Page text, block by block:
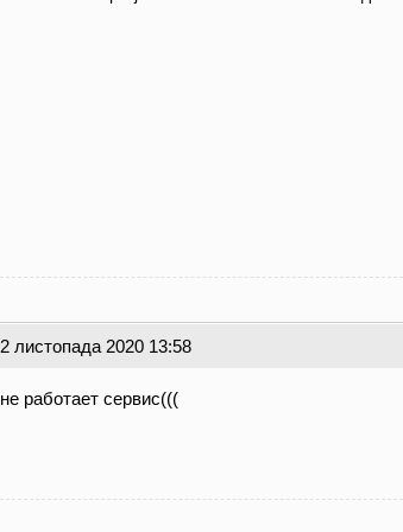
2 листопада 2020 13:58
не работает сервис(((